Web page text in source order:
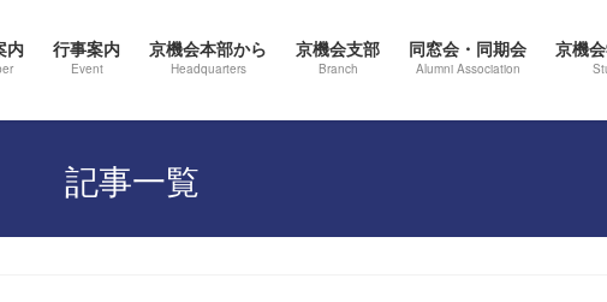
内 行事案内
Event
京機会本部から
Headquarters
京機会支部
Branch
同窓会・同期会
Alumni Association
京機
記事一覧